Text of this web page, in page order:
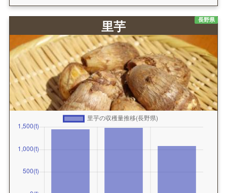
長野県
里芋